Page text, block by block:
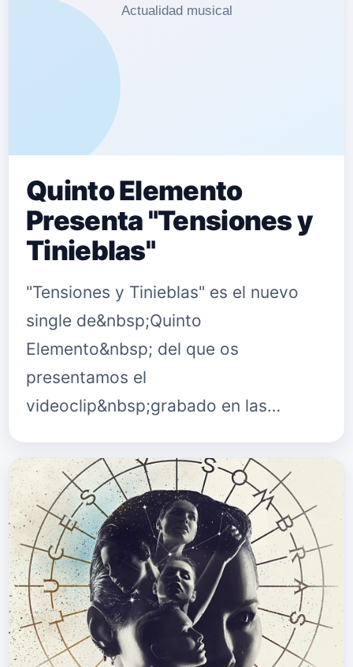
Quinto Elemento
Presenta "Tensiones y
Tinieblas"
"Tensiones y Tinieblas" es el nuevo
single de&nbsp;Quinto
Elemento&nbsp; del que os
presentamos el
videoclip&nbsp;grabado en las
Puedes seguir a Quinto Elemento
en&nbsp;witter.com/Quintoelementof
{fastsocials…